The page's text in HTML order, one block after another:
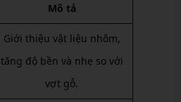
Mô tả
Giới thiệu vật liệu nhôm,
tăng độ bền và nhẹ so với
vợt gỗ.